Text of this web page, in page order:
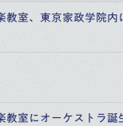
教室、東京家政学院内
教室にオーケストラ誕